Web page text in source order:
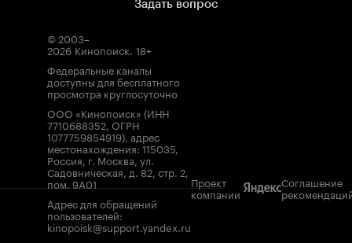
Задать вопрос
© 2003–
2026 Кинопоиск. 18+
Федеральные каналы
доступны для бесплатного
просмотра круглосуточно
ООО «Кинопоиск» (ИНН
7710688352, ОГРН
1077759854919), адрес
местонахождения: 115035,
Россия, г. Москва, ул.
Садовническая, д. 82, стр. 2,
пом. 9А01
Адрес для обращений
пользователей:
kinopoisk@support.yandex.ru
Проект
компании
Соглашение